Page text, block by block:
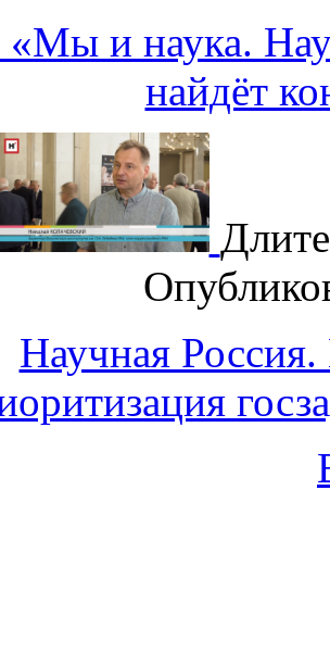
и наука.
найдёт
Научная